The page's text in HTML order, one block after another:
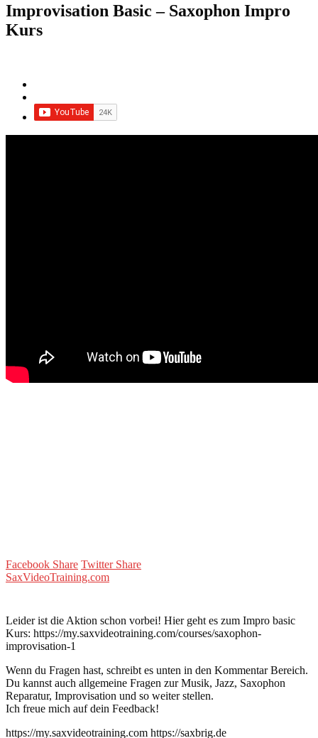
Improvisation Basic – Saxophon Impro
Kurs
Facebook Share Twitter Share
SaxVideoTraining.com
Leider ist die Aktion schon vorbei! Hier geht es zum Impro basic
Kurs: https://my.saxvideotraining.com/courses/saxophon-
improvisation-1
Wenn du Fragen hast, schreibt es unten in den Kommentar Bereich.
Du kannst auch allgemeine Fragen zur Musik, Jazz, Saxophon
Reparatur, Improvisation und so weiter stellen.
Ich freue mich auf dein Feedback!
https://my.saxvideotraining.com https://saxbrig.de